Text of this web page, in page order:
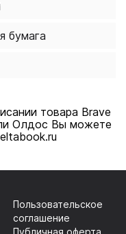
бумага
товара Brave
Олдос Вы можете
Пользовательское
соглашение
Публичная оферта